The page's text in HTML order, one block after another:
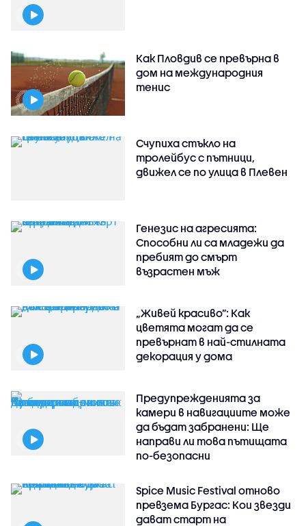
Как Пловдив се превърна в
дом на международния
тенис
Счупиха стъкло на
тролейбус с пътници,
движел се по улица в Плевен
Генезис на агресията:
Способни ли са младежи да
пребият до смърт
възрастен мъж
„Живей красиво”: Как
цветята могат да се
превърнат в най-стилната
декорация у дома
Предупрежденията за
камери в навигациите може
да бъдат забранени: Ще
направи ли това пътищата
по-безопасни
Spice Music Festival отново
превзема Бургас: Кои звезди
дават старт на